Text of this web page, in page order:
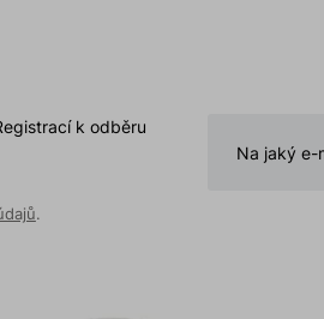
až ji provětrám nejen v horách, ale i
doporučuji! Hana Benešová
k odběru
.